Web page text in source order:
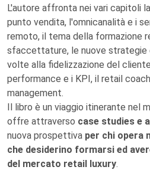
L'autore affronta nei vari capitoli
punto vendita, l'omnicanalità e i
remoto, il tema della formazione
sfaccettature, le nuove strategie
volte alla fidelizzazione del
performance e i KPI, il retail
management.
Il libro è un viaggio itinerante nel
offre attraverso case studies e
nuova prospettiva per chi opera
che desiderino formarsi ed
del mercato retail luxury.